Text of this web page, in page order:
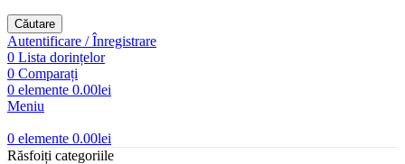
Căutare
Autentificare / Înregistrare
0 Lista dorințelor
0 Comparați
0 elemente 0.00lei
Meniu
0 elemente 0.00lei
Răsfoiți categoriile